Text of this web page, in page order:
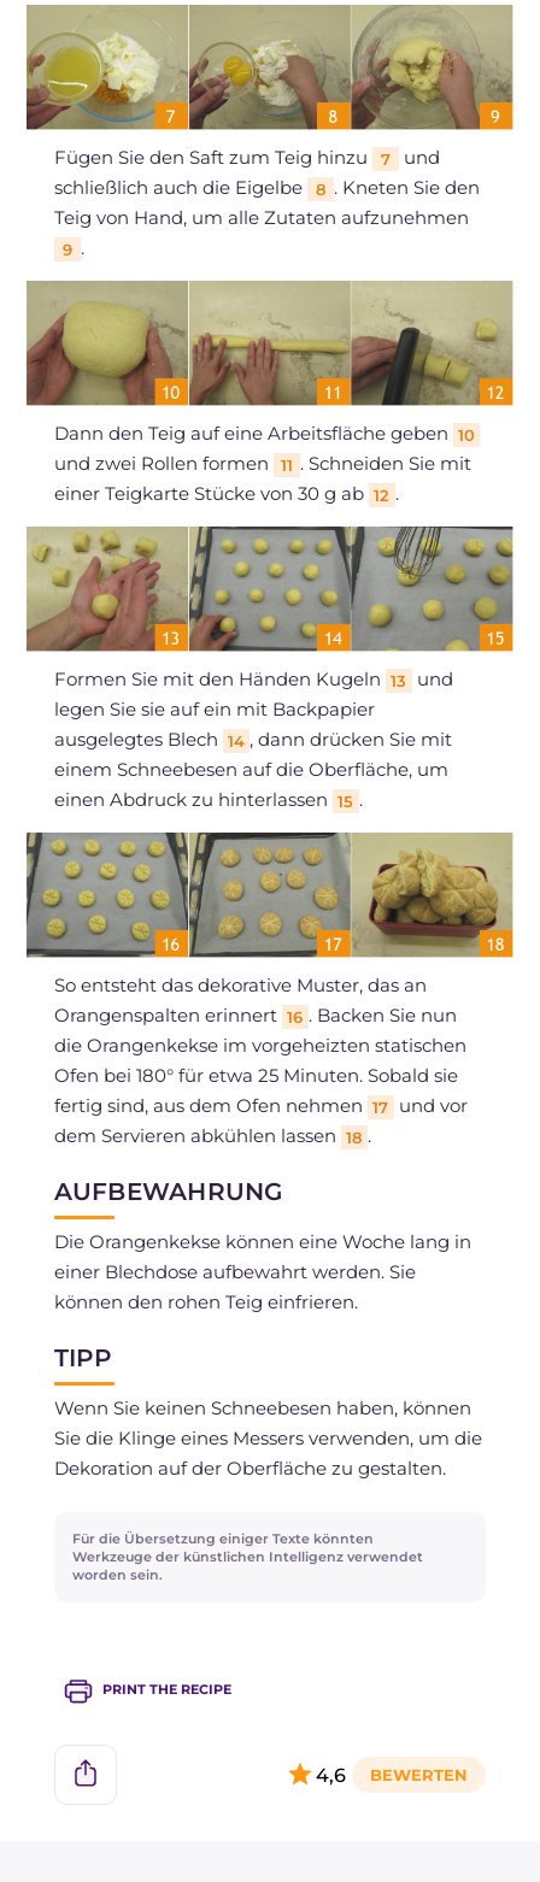
Fügen Sie den Saft zum Teig hinzu 7
und
schließlich auch die Eigelbe
8 . Kneten Sie den
Teig von Hand, um alle Zutaten aufzunehmen
9 .
Dann den Teig auf eine Arbeitsfläche geben 10
und zwei Rollen formen 11 . Schneiden Sie mit
einer Teigkarte Stücke von 30 g ab 12 .
Formen Sie mit den Händen Kugeln 13
und
legen Sie sie auf ein mit Backpapier
ausgelegtes Blech 14 , dann drücken Sie mit
einem Schneebesen auf die Oberfläche, um
einen Abdruck zu hinterlassen 15 .
So entsteht das dekorative Muster, das an
Orangenspalten erinnert 16 . Backen Sie nun
die Orangenkekse im vorgeheizten statischen
Ofen bei 180° für etwa 25 Minuten. Sobald sie
fertig sind, aus dem Ofen nehmen 17
und vor
dem Servieren abkühlen lassen 18 .
AUFBEWAHRUNG
Die Orangenkekse können eine Woche lang in
einer Blechdose aufbewahrt werden. Sie
können den rohen Teig einfrieren.
TIPP
Wenn Sie keinen Schneebesen haben, können
Sie die Klinge eines Messers verwenden, um die
Dekoration auf der Oberfläche zu gestalten.
Für die Übersetzung einiger Texte könnten
Werkzeuge der künstlichen Intelligenz verwendet
worden sein.
PRINT THE RECIPE
4,6